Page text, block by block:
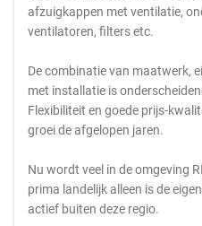
afzuigkappen met ventilatie,
ventilatoren, filters etc.
De combinatie van maatwerk,
met installatie is
Flexibiliteit en goede prijs-
groei de afgelopen jaren.
Nu wordt veel in de omgeving
prima landelijk alleen is de
actief buiten deze regio.